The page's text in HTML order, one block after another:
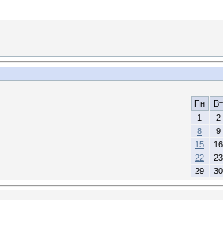
Пн
Вт
1
2
8
9
15
16
22
23
29
30